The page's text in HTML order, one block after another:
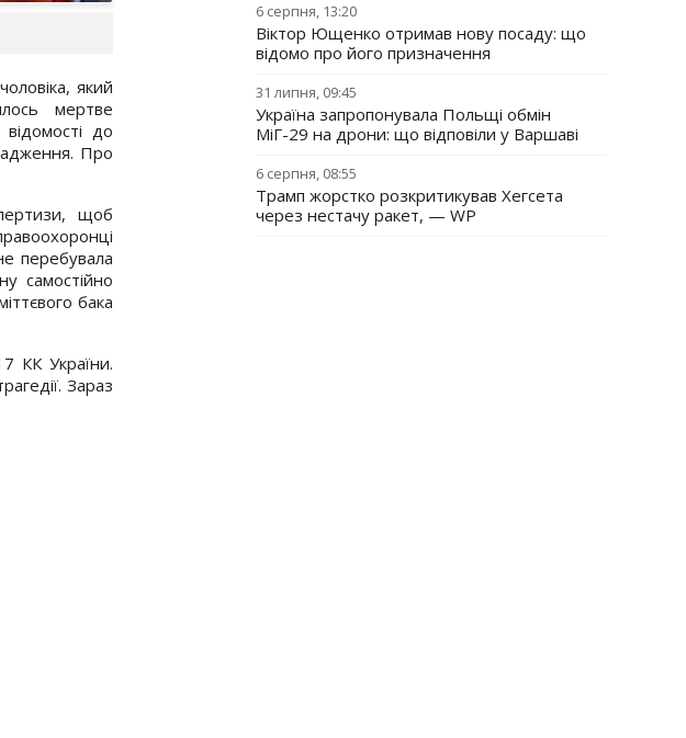
який
мертве
до
Про
щоб
перебувала
самостійно
бака
КК України.
Зараз
6 серпня, 13:20
Віктор Ющенко отримав нову посаду: що
відомо про його призначення
31 липня, 09:45
Україна запропонувала Польщі обмін
МіГ-29 на дрони: що відповіли у Варшаві
6 серпня, 08:55
Трамп жорстко розкритикував Хегсета
через нестачу ракет, — WP